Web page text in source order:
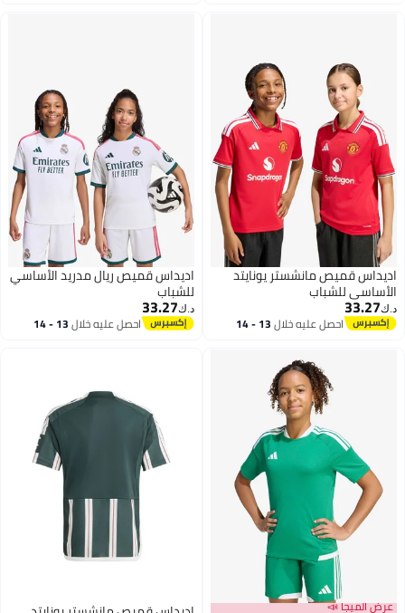
اديداس قميص مانشستر يونايتد
الأساسي للشباب
د.ك‏33.27
احصل عليه خلال 13 - 14
اديداس قميص ريال مدريد الأساسي
للشباب
د.ك‏33.27
احصل عليه خلال 13 - 14
عرض الميجا 📣